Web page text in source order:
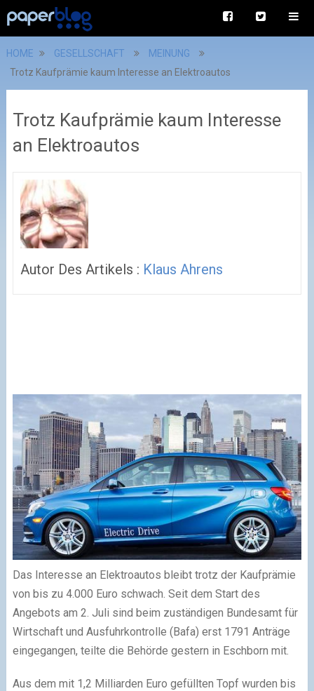
HOME GESELLSCHAFT
MEINUNG
Trotz Kaufprämie kaum Interesse an Elektroautos
Trotz Kaufprämie kaum Interesse
an Elektroautos
Autor Des Artikels : Klaus Ahrens
Das Interesse an Elektroautos bleibt trotz der Kaufprämie
von bis zu 4.000 Euro schwach. Seit dem Start des
Angebots am 2. Juli sind beim zuständigen Bundesamt für
Wirtschaft und Ausfuhrkontrolle (Bafa) erst 1791 Anträge
eingegangen, teilte die Behörde gestern in Eschborn mit.
Aus dem mit 1,2 Milliarden Euro gefüllten Topf wurden bis